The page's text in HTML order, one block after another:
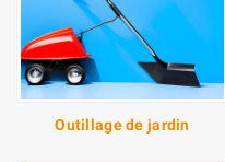
Outillage de jardin